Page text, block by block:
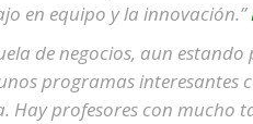
en equipo y la innovación.”
de negocios, aun
programas interesantes
Hay profesores con mucho